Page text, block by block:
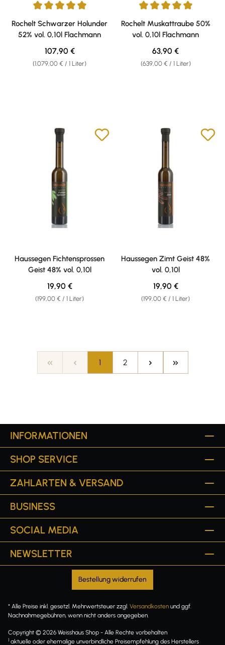
Durchschnittliche Bewertung von 5 von 5 Sternen
Rochelt Schwarzer Holunder
52% vol. 0,10l Flachmann
(1.079,00 € / 1 Liter)
Regulärer Preis:
107,90 €
Durchschnittliche Bewertung
Rochelt Muskattraube 50%
vol. 0,10l Flachmann
(639,00 € / 1 Liter)
Regulärer Preis:
63,90 €
Haussegen Fichtensprossen
Geist 48% vol. 0,10l
(199,00 € / 1 Liter)
Regulärer Preis:
19,90 €
Haussegen Zimt Geist 48%
vol. 0,10l
(199,00 € / 1 Liter)
Regulärer Preis:
19,90 €
Seite
1 Seite
2
INFORMATIONEN
SHOP SERVICE
ZAHLARTEN & VERSAND
BUSINESS
SOCIAL MEDIA
NEWSLETTER
Bestellung widerrufen
* Alle Preise inkl. gesetzl. Mehrwertsteuer zzgl. Versandkosten und ggf.
Nachnahmegebühren, wenn nicht anders angegeben.
Copyright © 2026 Weisshaus Shop - Alle Rechte vorbehalten
1 aktuelle oder ehemalige unverbindliche Preisempfehlung des Herstellers